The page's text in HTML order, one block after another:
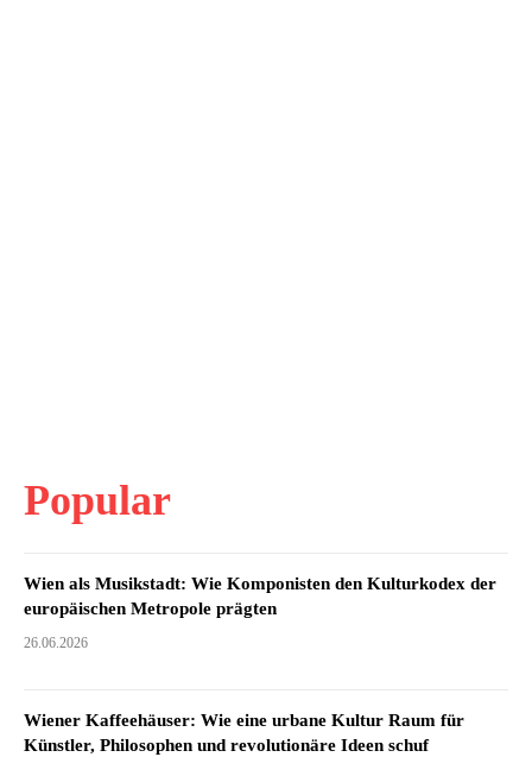
Popular
Wien als Musikstadt: Wie Komponisten den Kulturkodex der
europäischen Metropole prägten
26.06.2026
Wiener Kaffeehäuser: Wie eine urbane Kultur Raum für
Künstler, Philosophen und revolutionäre Ideen schuf